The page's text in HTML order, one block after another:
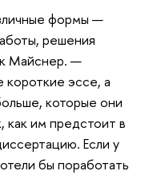
формы —
решения
Майснер. —
эссе, а
которые они
им предстоит в
Если у
бы поработать